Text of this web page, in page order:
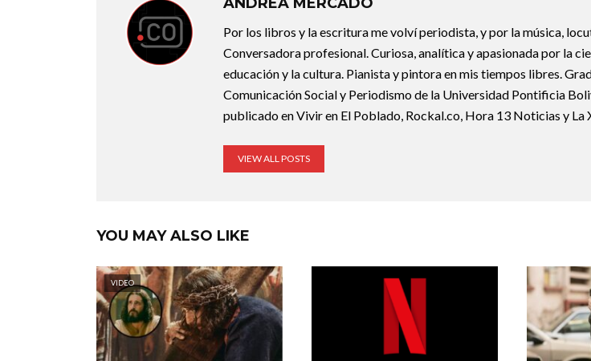
Por los libros y la escritura me volví periodista, y por la música,
Conversadora profesional. Curiosa, analítica y apasionada por la
educación y la cultura. Pianista y pintora en mis tiempos libres.
Comunicación Social y Periodismo de la Universidad Pontificia
publicado en Vivir en El Poblado, Rockal.co, Hora 13 Noticias y La
VIEW ALL POSTS
YOU MAY ALSO LIKE
VIDEO